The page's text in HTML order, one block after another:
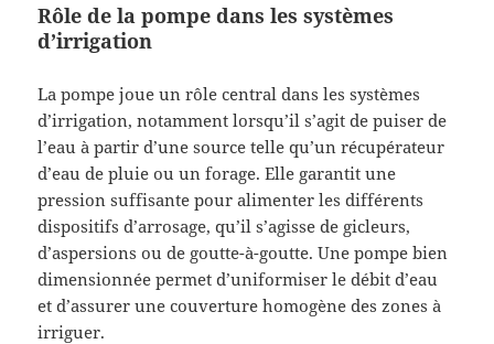
Rôle de la pompe dans les systèmes
d’irrigation
La pompe joue un rôle central dans les systèmes
d’irrigation, notamment lorsqu’il s’agit de puiser de
l’eau à partir d’une source telle qu’un récupérateur
d’eau de pluie ou un forage. Elle garantit une
pression suffisante pour alimenter les différents
dispositifs d’arrosage, qu’il s’agisse de gicleurs,
d’aspersions ou de goutte-à-goutte. Une pompe bien
dimensionnée permet d’uniformiser le débit d’eau
et d’assurer une couverture homogène des zones à
irriguer.